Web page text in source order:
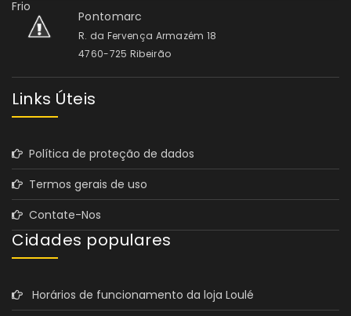
Pontomarc
R. da Fervença Armazém 18
4760-725 Ribeirão
Links Úteis
Política de proteção de dados
Termos gerais de uso
Contate-Nos
Cidades populares
Horários de funcionamento da loja Loulé